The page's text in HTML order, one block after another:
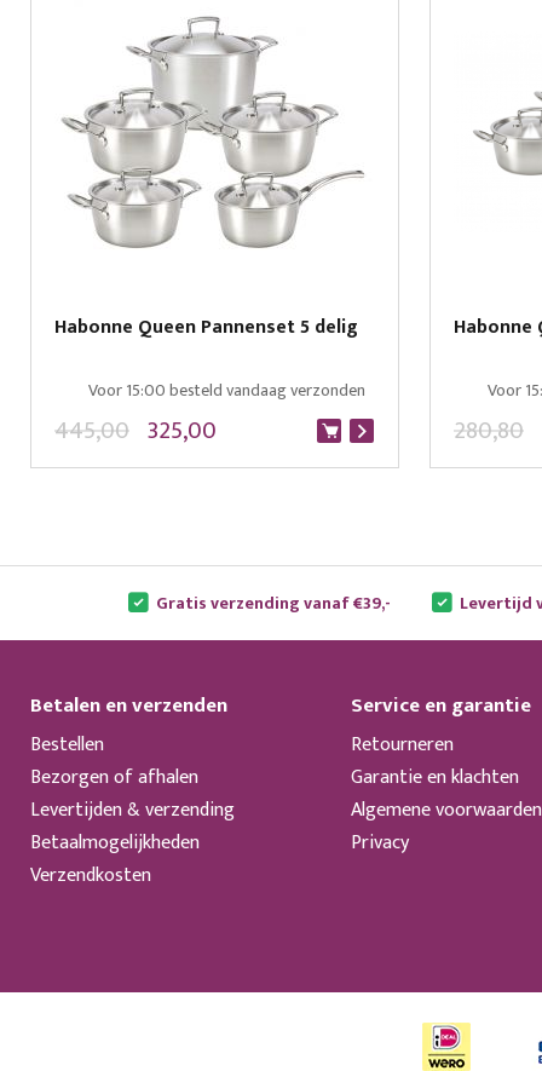
Habonne Queen Pannenset 5 delig
Voor 15:00 besteld vandaag verzonden
325,00
445,00
Habonne
Voor
280,80
Gratis verzending vanaf €39,- Levertijd
Betalen en verzenden
Bestellen
Bezorgen of afhalen
Levertijden & verzending
Betaalmogelijkheden
Verzendkosten
Service en garantie
Retourneren
Garantie en klachten
Algemene voorwaarden
Privacy